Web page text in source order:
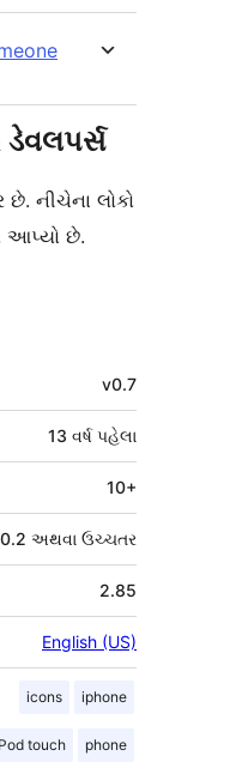
નીચેના લોકો
આપ્યો છે.
v0.7
13 વર્ષપહેલા
10+
અથવા ઉચ્ચતર
2.85
English (US)
icons iphone
touch phone